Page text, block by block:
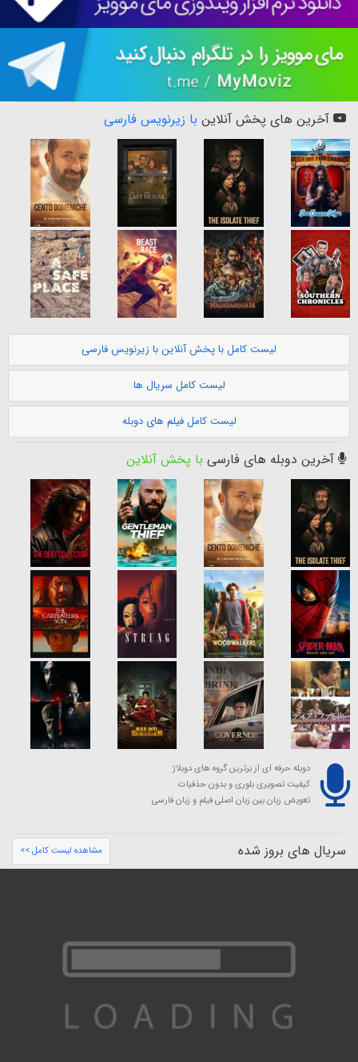
آخرین های پخش آنلاین با زیرنویس فارسی
لیست کامل با پخش آنلاین با زیرنویس فارسی
لیست کامل سریال ها
لیست کامل فیلم های دوبله
آخرین دوبله های فارسی با پخش آنلاین
دوبله حرفه ای از برترین گروه های دوبلاژ
کیفیت تصویری بلوری و بدون حذفیات
تعویض زبان بین زبان اصلی فیلم و زبان فارسی
سریال های بروز شده مشاهده لیست کامل >>